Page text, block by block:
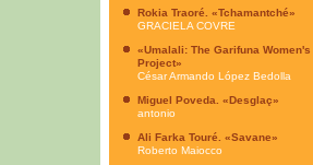
Rokia Traoré. «Tchamantché»
GRACIELA COVRE
«Umalali: The Garifuna Women's
Project»
César Armando López Bedolla
Miguel Poveda. «Desglaç»
antonio
Ali Farka Touré. «Savane»
Roberto Maiocco